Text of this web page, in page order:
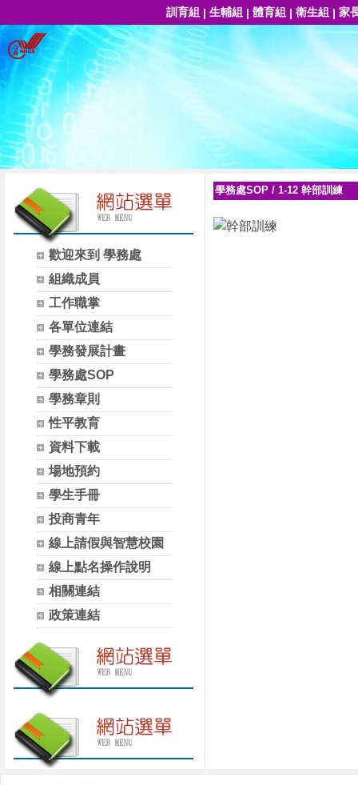
訓育組 | 生輔組 | 體育組 | 衛生組 | 家
歡迎來到 學務處
組織成員
工作職掌
各單位連結
學務發展計畫
學務處SOP
學務章則
性平教育
資料下載
場地預約
學生手冊
投商青年
線上請假與智慧校園
線上點名操作說明
相關連結
政策連結
學務處SOP / 1-12 幹部訓練